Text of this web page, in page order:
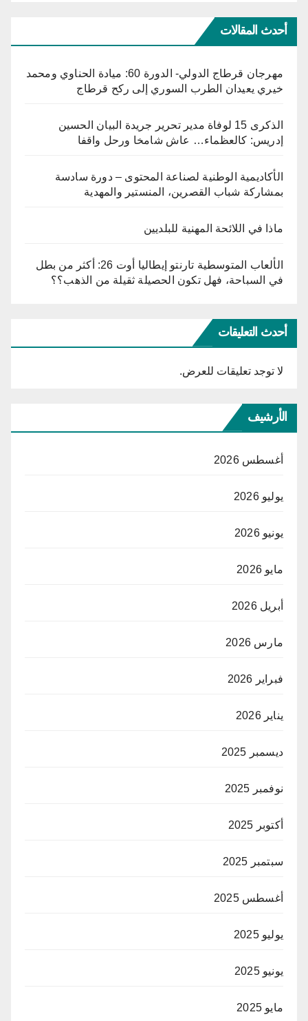
أحدث المقالات
مهرجان قرطاج الدولي- الدورة 60: ميادة الحناوي ومحمد
خيري يعيدان الطرب السوري إلى ركح قرطاج
الذكرى 15 لوفاة مدير تحرير جريدة البيان الحسين
إدريس: كالعظماء… عاش شامخا ورحل واقفا
الأكاديمية الوطنية لصناعة المحتوى – دورة سادسة
بمشاركة شباب القصرين، المنستير والمهدية
ماذا في اللائحة المهنية للبلديين
الألعاب المتوسطية تارنتو إيطاليا أوت 26: أكثر من بطل
في السباحة، فهل تكون الحصيلة ثقيلة من الذهب؟؟
أحدث التعليقات
لا توجد تعليقات للعرض.
الأرشيف
أغسطس 2026
يوليو 2026
يونيو 2026
مايو 2026
أبريل 2026
مارس 2026
فبراير 2026
يناير 2026
ديسمبر 2025
نوفمبر 2025
أكتوبر 2025
سبتمبر 2025
أغسطس 2025
يوليو 2025
يونيو 2025
مايو 2025